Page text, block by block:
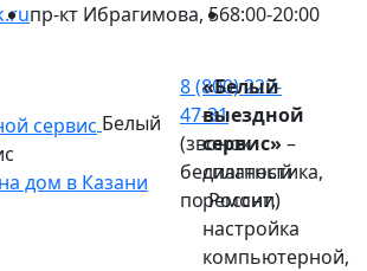
пр-кт Ибрагимова, 568:00-20:00
Белый
дом в Казани
8 (800) 222-
47-31
(звонок
бесплатный
по России)
«Белый
выездной
сервис» –
диагностика,
ремонт,
настройка
компьютерной,